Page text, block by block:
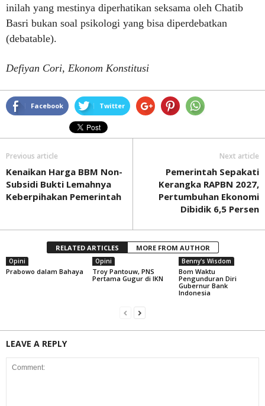
inilah yang mestinya diperhatikan seksama oleh Chatib
Basri bukan soal psikologi yang bisa diperdebatkan
(debatable).
Defiyan Cori, Ekonom Konstitusi
Facebook Twitter
Previous article
Kenaikan Harga BBM Non-
Subsidi Bukti Lemahnya
Keberpihakan Pemerintah
Next article
Pemerintah Sepakati
Kerangka RAPBN 2027,
Pertumbuhan Ekonomi
Dibidik 6,5 Persen
RELATED ARTICLES MORE FROM AUTHOR
Opini
Prabowo dalam Bahaya
Opini
Troy Pantouw, PNS
Pertama Gugur di IKN
Benny's Wisdom
Bom Waktu
Pengunduran Diri
Gubernur Bank
Indonesia
LEAVE A REPLY